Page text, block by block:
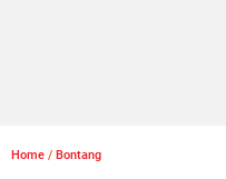
Home / Bontang